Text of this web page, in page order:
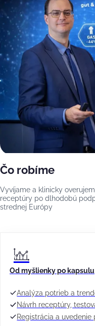
Čo robíme
Vyvíjame a klinicky
receptúry po dlhodobú
strednej Európy
Od myšlienky po kapsulu
Analýza potrieb a
Návrh receptúry,
Registrácia a